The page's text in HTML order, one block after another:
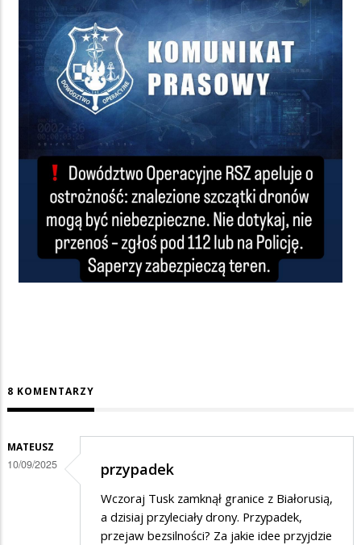
8 KOMENTARZY
MATEUSZ
10/09/2025 przypadek
Wczoraj Tusk zamknął granice z Białorusią,
a dzisiaj przyleciały drony. Przypadek,
przejaw bezsilności? Za jakie idee przyjdzie